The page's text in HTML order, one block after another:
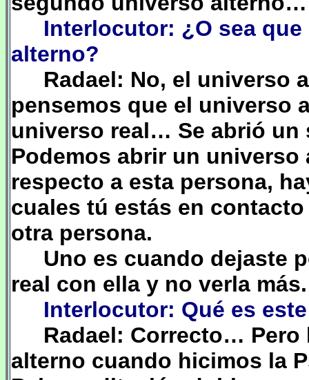
Interlocutor: ¿O sea
alterno?
Radael: No, el universo
pensemos que el universo
universo real… Se abrió
Podemos abrir un
respecto a esta persona,
cuales tú estás en
otra persona.
Uno es cuando dejaste
real con ella y no verla más.
Interlocutor: Qué es
Radael: Correcto…
alterno cuando hicimos la